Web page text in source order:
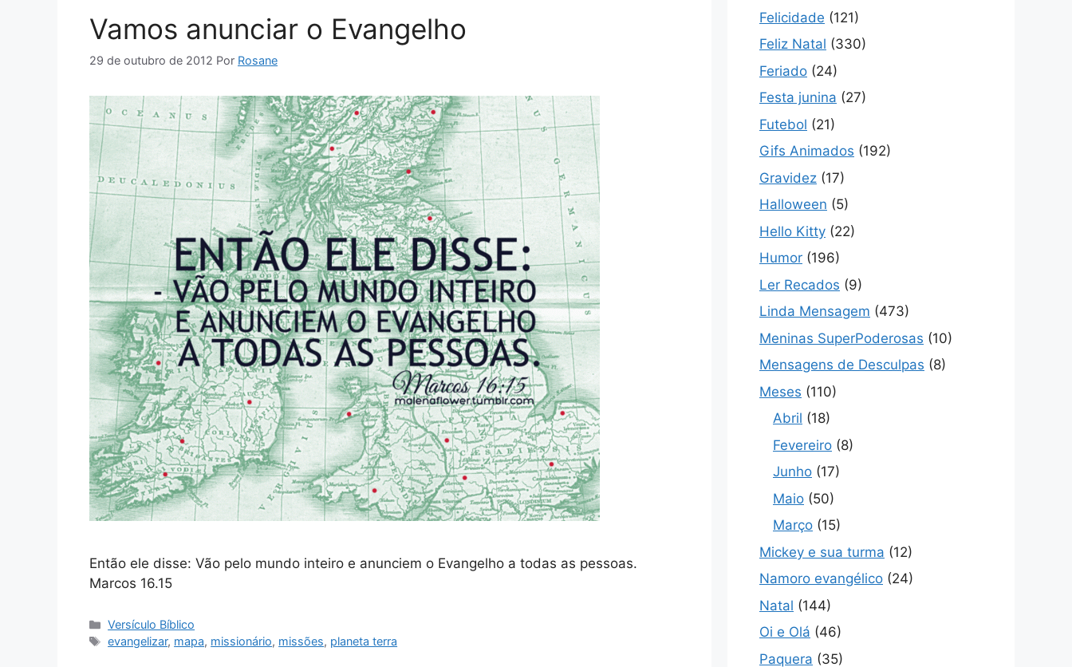
Vamos anunciar o Evangelho
29 de outubro de 2012 Por Rosane
Então ele disse: Vão pelo mundo inteiro e anunciem o Evangelho a todas as pessoas.
Marcos 16.15
Categorias
Versículo Bíblico
Tags
evangelizar, mapa, missionário, missões, planeta terra
Felicidade (121)
Feliz Natal (330)
Feriado (24)
Festa junina (27)
Futebol (21)
Gifs Animados (192)
Gravidez (17)
Halloween (5)
Hello Kitty (22)
Humor (196)
Ler Recados (9)
Linda Mensagem (473)
Meninas SuperPoderosas (10)
Mensagens de Desculpas (8)
Meses (110)
Abril (18)
Fevereiro (8)
Junho (17)
Maio (50)
Março (15)
Mickey e sua turma (12)
Namoro evangélico (24)
Natal (144)
Oi e Olá (46)
Paquera (35)